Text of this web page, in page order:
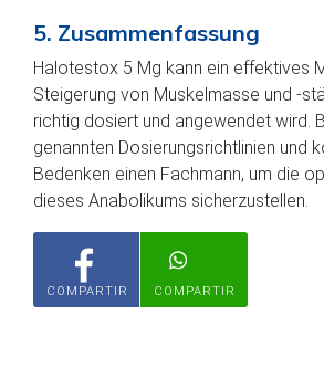
5. Zusammenfassung
Halotestox 5 Mg kann ein effektives
Steigerung von Muskelmasse und -
richtig dosiert und angewendet wird.
genannten Dosierungsrichtlinien und
Bedenken einen Fachmann, um die
dieses Anabolikums sicherzustellen.
COMPARTIR COMPARTIR